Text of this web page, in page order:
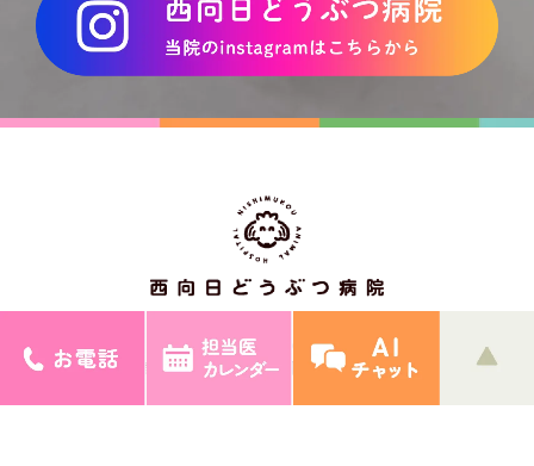
〒617-0006
京都府向日市上植野町下川原28番地の1